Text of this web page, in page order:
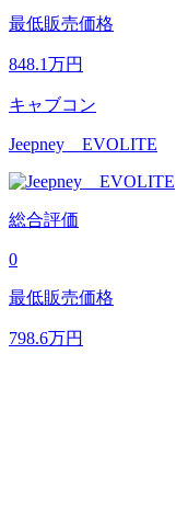
最低販売価格
848.1万円
キャブコン
Jeepney EVOLITE
総合評価
0
最低販売価格
798.6万円